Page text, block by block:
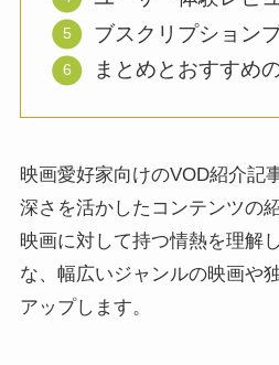
ブスクリプション
まとめとおすすめ
映画愛好家向けのVOD紹介記
深さを活かしたコンテンツの
映画に対して持つ情熱を理解
な、幅広いジャンルの映画や
アップします。